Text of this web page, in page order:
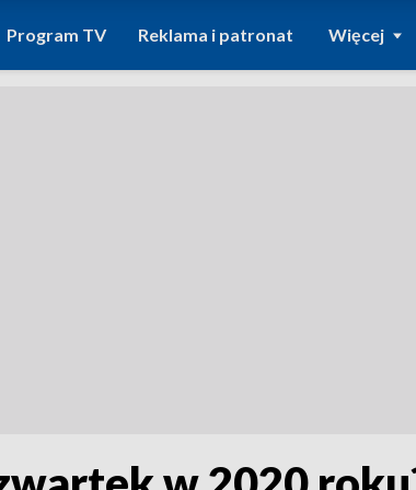
Program TV Reklama i patronat Więcej